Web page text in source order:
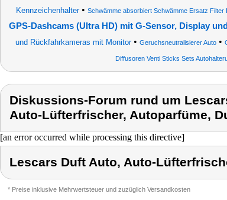
Kennzeichenhalter• Schwämme absorbiert Schwämme Ersatz
GPS-Dashcams (Ultra HD) mit G-Sensor, Display
und Rückfahrkameras mit Monitor• Geruchsneutralisierer Auto•
Diffusoren Venti Sticks Sets
Diskussions-Forum rund um
Auto-Lüfterfrischer, Autoparfüme,
[an error occurred while processing this directive]
Lescars Duft Auto, Auto-
* Preise inklusive Mehrwertsteuer und zuzüglich Versandkosten